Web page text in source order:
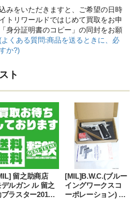
みをいただきますと、ご希望の日時
トリワールドではじめて買取をお申
身分証明書のコピー」の同封をお願
(よくある質問:商品を送るときに、必
か?)
ト
留之助商店
デルガン ル 留之
ラスター2019
[MIL]B.W.C.(ブルー
イングワークスコ
ーポレーション) 発